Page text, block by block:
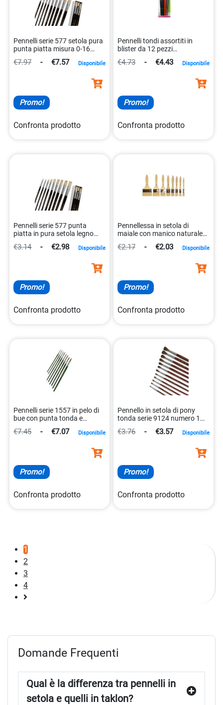
Pennelli serie 577 setola pura
punta piatta misura 0-16
€7.97 - €7.57 Disponibile
Promo!
Confronta prodotto
Pennelli tondi assortiti in
blister da 12 pezzi
8004957080261
€4.73 - €4.43 Disponibile
Promo!
Confronta prodotto
Pennelli serie 577 punta
piatta in pura setola legno
€3.14 - €2.98 Disponibile
Promo!
Confronta prodotto
Pennellessa in setola di
maiale con manico naturale
€2.17 - €2.03 Disponibile
Promo!
Confronta prodotto
Pennelli serie 1557 in pelo di
bue con punta tonda e
8007509155721
€7.45 - €7.07 Disponibile
Promo!
Confronta prodotto
Pennello in setola di pony
tonda serie 9124 numero 1
€3.76 - €3.57 Disponibile
Promo!
Confronta prodotto
1
2
3
4
Domande Frequenti
Qual è la differenza tra pennelli in
setola e quelli in taklon?